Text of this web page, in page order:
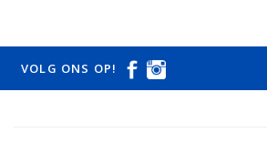
VOLG ONS OP!